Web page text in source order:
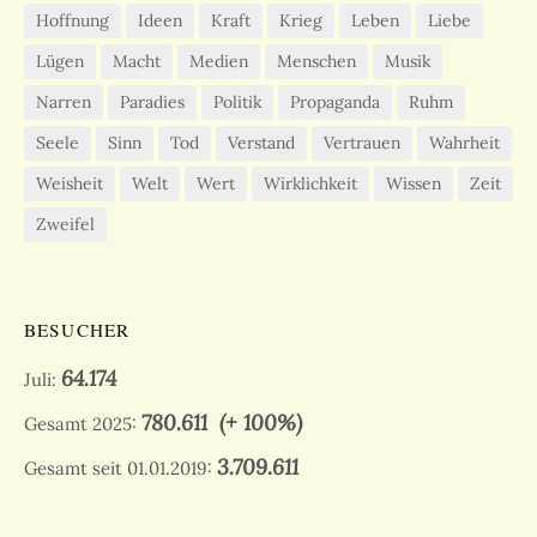
Hoffnung Ideen Kraft Krieg Leben
Liebe
Lügen
Macht Medien Menschen
Musik
Narren
Paradies Politik Propaganda
Ruhm
Seele
Sinn Tod Verstand Vertrauen
Wahrheit
Weisheit
Welt Wert Wirklichkeit Wissen
Zeit
Zweifel
BESUCHER
Juli: 64.174
Gesamt 2025: 780.611(+ 100%)
Gesamt seit 01.01.2019: 3.709.611